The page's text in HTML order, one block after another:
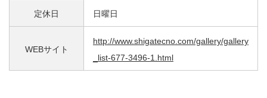
定休日 日曜日
WEBサイト
http://www.shigatecno.com/gallery/gallery
_list-677-3496-1.html